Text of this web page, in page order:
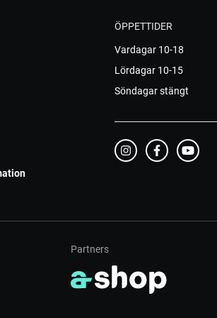
ÖPPETTIDER
Vardagar 10-18
Lördagar 10-15
Söndagar stängt
Partners